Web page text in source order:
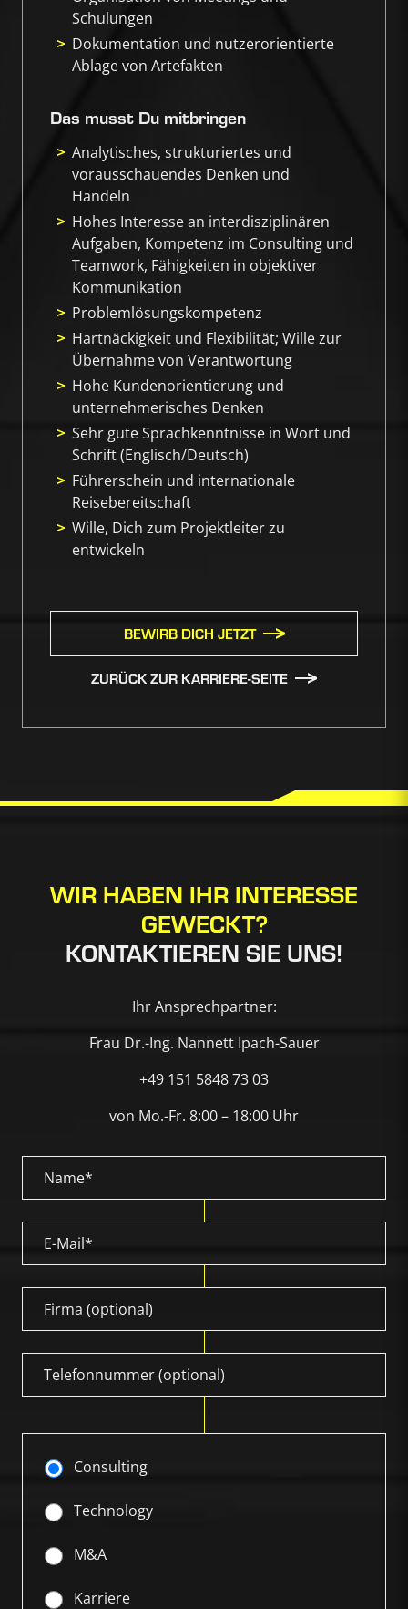
Schulungen
Dokumentation und nutzerorientierte
Ablage von Artefakten
Das musst Du mitbringen
Analytisches, strukturiertes und
vorausschauendes Denken und
Handeln
Hohes Interesse an interdisziplinären
Aufgaben, Kompetenz im Consulting und
Teamwork, Fähigkeiten in objektiver
Kommunikation
Problemlösungskompetenz
Hartnäckigkeit und Flexibilität; Wille zur
Übernahme von Verantwortung
Hohe Kundenorientierung und
unternehmerisches Denken
Sehr gute Sprachkenntnisse in Wort und
Schrift (Englisch/Deutsch)
Führerschein und internationale
Reisebereitschaft
Wille, Dich zum Projektleiter zu
entwickeln
BEWIRB DICH JETZT
ZURÜCK ZUR KARRIERE-SEITE
WIR HABEN IHR INTERESSE
GEWECKT?
KONTAKTIEREN SIE UNS!
Ihr Ansprechpartner:
Frau Dr.-Ing. Nannett Ipach-Sauer
+49 151 5848 73 03
von Mo.-Fr. 8:00 – 18:00 Uhr
Consulting
Technology
M&A
Karriere